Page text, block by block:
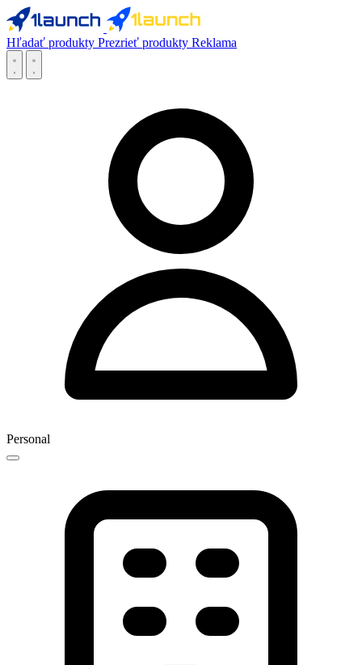
Hľadať produkty Prezrieť produkty Reklama
Personal